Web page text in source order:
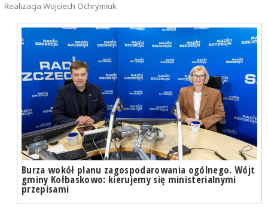
Realizacja Wojciech Ochrymiuk
Burza wokół planu zagospodarowania ogólnego. Wójt
gminy Kołbaskowo: kierujemy się ministerialnymi
przepisami